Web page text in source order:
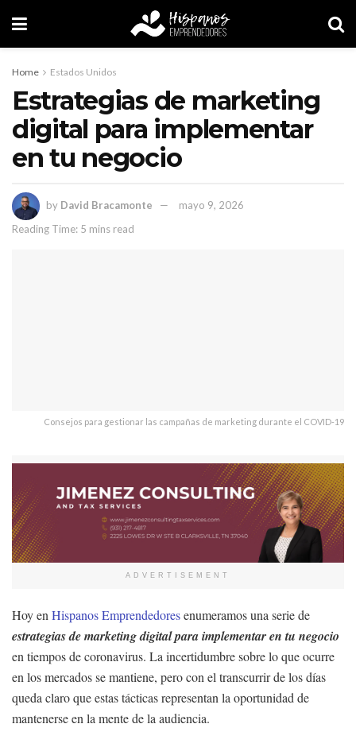
Home Estados Unidos
Estrategias de marketing
digital para implementar
en tu negocio
by David Bracamonte
mayo 9, 2026
Reading Time: 5 mins read
Consejos para gestionar las campañas de marketing durante el COVID-19
ADVERTISEMENT
Hoy en Hispanos Emprendedoresenumeramos una serie de
estrategias de marketing digital para implementar en tu negocio
en tiempos de coronavirus. La incertidumbre sobre lo que ocurre
en los mercados se mantiene, pero con el transcurrir de los días
queda claro que estas tácticas representan la oportunidad de
mantenerse en la mente de la audiencia.